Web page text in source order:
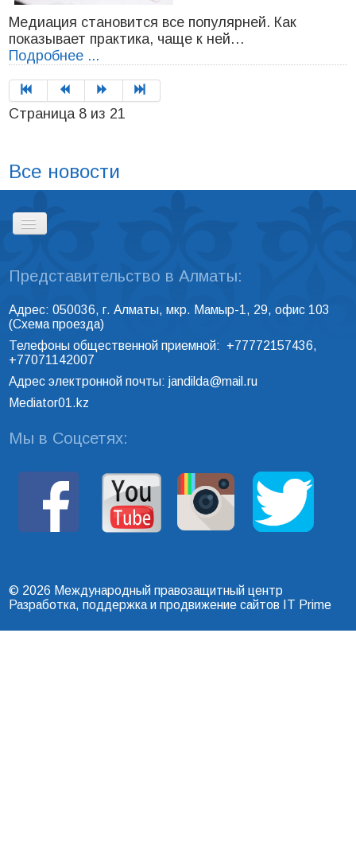
Медиация становится все популярней. Как
показывает практика, чаще к ней…
Подробнее ...
Страница 8 из 21
Все новости
ГЛАВНАЯ
РЕЕСТР ПРОФЕССИОНАЛЬНЫХ
МЕДИАТОРОВ
Представительство в Алматы:
Адрес: 050036, г. Алматы, мкр. Мамыр-1, 29, офис 103
(Схема проезда)
Телефоны общественной приемной: +77772157436,
+77071142007
Адрес электронной почты:jandilda@mail.ru
Mediator01.kz
Мы в Соцсетях:
© 2026 Международный правозащитный центр
Разработка, поддержка и продвижение сайтов
IT Prime